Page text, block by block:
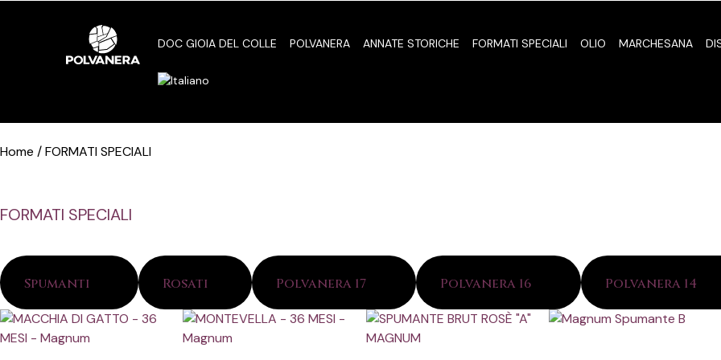
DOC GIOIA DEL COLLE POLVANERA ANNATE STORICHE FORMATI SPECIALI OLIO MARCHESANA
Home / FORMATI SPECIALI
FORMATI SPECIALI
Spumanti Rosati Polvanera 17 Polvanera 16 Polvanera 14